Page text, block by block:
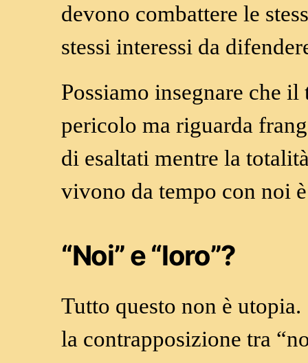
devono combattere le
stessi interessi da
Possiamo insegnare che
pericolo ma riguarda
di esaltati mentre la
vivono da tempo con noi
“Noi” e “loro”?
Tutto questo non è
la contrapposizione tra